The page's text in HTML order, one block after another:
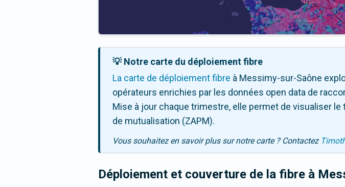
💡 Notre carte du déploiement fibre
La carte de déploiement fibre à Messimy-sur-Saône
opérateurs enrichies par les données open data de
Mise à jour chaque trimestre, elle permet de visualiser
de mutualisation (ZAPM).
Vous souhaitez en savoir plus sur notre carte ? Contactez
Déploiement et couverture de la fibre à